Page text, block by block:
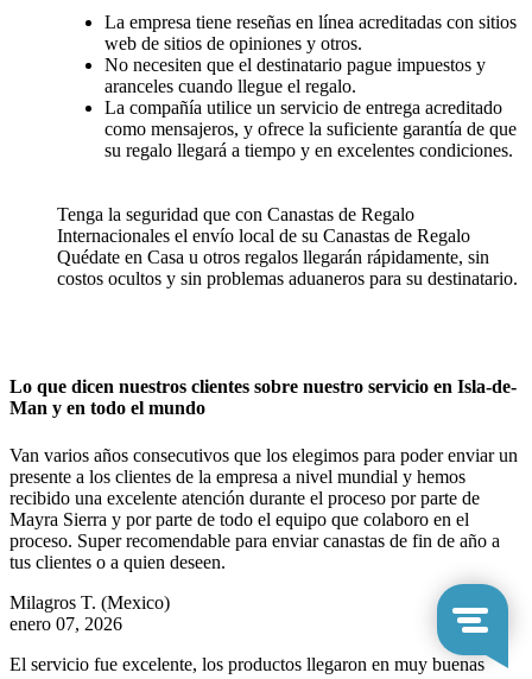
La empresa tiene reseñas en línea acreditadas con sitios
web de sitios de opiniones y otros.
No necesiten que el destinatario pague impuestos y
aranceles cuando llegue el regalo.
La compañía utilice un servicio de entrega acreditado
como mensajeros, y ofrece la suficiente garantía de que
su regalo llegará a tiempo y en excelentes condiciones.
Tenga la seguridad que con Canastas de Regalo
Internacionales el envío local de su Canastas de Regalo
Quédate en Casa u otros regalos llegarán rápidamente, sin
costos ocultos y sin problemas aduaneros para su destinatario.
Lo que dicen nuestros clientes sobre nuestro servicio en Isla-de-
Man y en todo el mundo
Van varios años consecutivos que los elegimos para poder enviar un
presente a los clientes de la empresa a nivel mundial y hemos
recibido una excelente atención durante el proceso por parte de
Mayra Sierra y por parte de todo el equipo que colaboro en el
proceso. Super recomendable para enviar canastas de fin de año a
tus clientes o a quien deseen.
Milagros T. (Mexico)
enero 07, 2026
El servicio fue excelente, los productos llegaron en muy buenas